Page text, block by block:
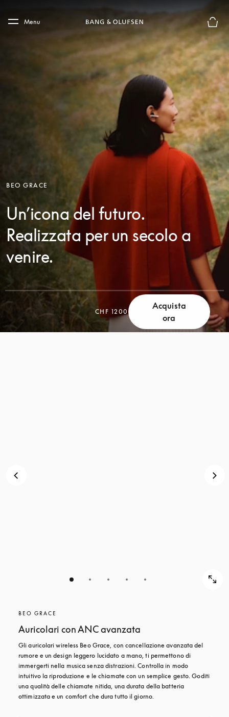
Skip to main footer
Menu
BEO GRACE
Un’icona del futuro.
Realizzata per un secolo a
venire.
CHF 1200
Acquista
ora
BEO GRACE
Auricolari con ANC avanzata
Gli auricolari wireless Beo Grace, con cancellazione avanzata del
rumore e un design leggero lucidato a mano, ti permettono di
immergerti nella musica senza distrazioni. Controlla in modo
intuitivo la riproduzione e le chiamate con un semplice gesto. Goditi
una qualità delle chiamate nitida, una durata della batteria
ottimizzata e un comfort che dura tutto il giorno.